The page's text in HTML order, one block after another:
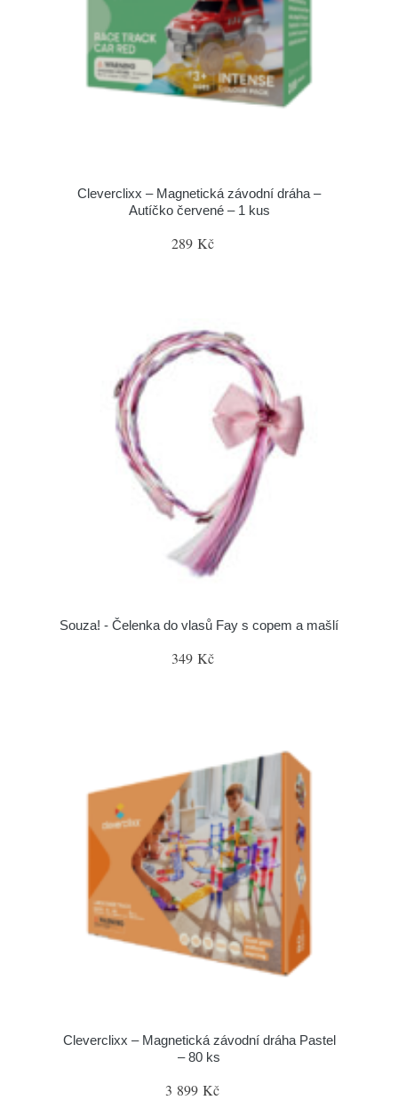
Cleverclixx – Magnetická závodní dráha –
Autíčko červené – 1 kus
289 Kč
Souza! - Čelenka do vlasů Fay s copem a mašlí
349 Kč
Cleverclixx – Magnetická závodní dráha Pastel
– 80 ks
3 899 Kč